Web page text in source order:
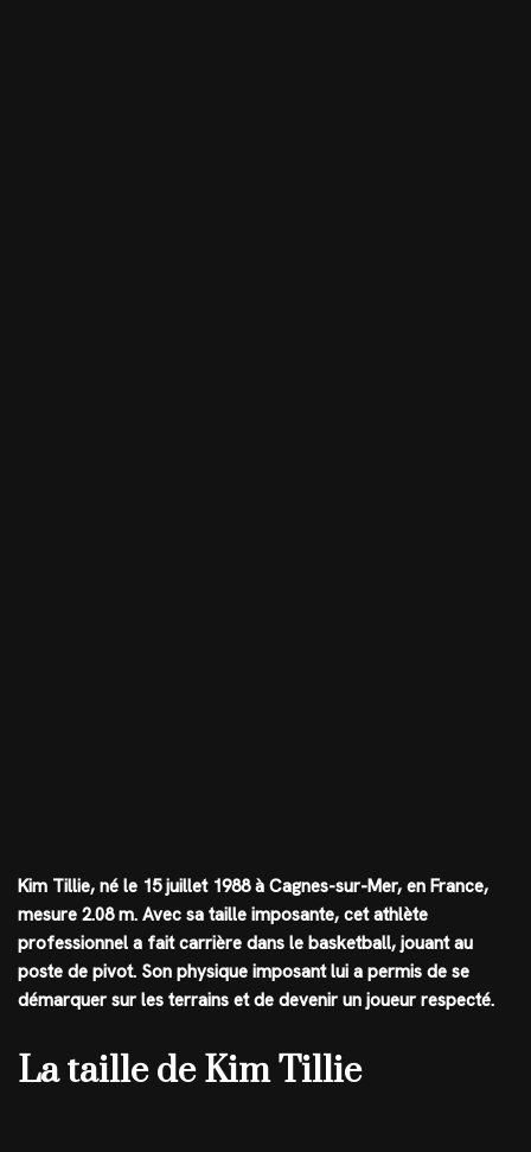
Kim Tillie, né le 15 juillet 1988 à Cagnes-sur-Mer, en France,
mesure 2.08 m. Avec sa taille imposante, cet athlète
professionnel a fait carrière dans le basketball, jouant au
poste de pivot. Son physique imposant lui a permis de se
démarquer sur les terrains et de devenir un joueur respecté.
La taille de Kim Tillie